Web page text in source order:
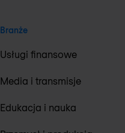
Branże
Usługi finansowe
Media i transmisje
Edukacja i nauka